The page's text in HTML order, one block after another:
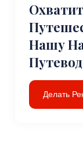
Нашу
Делать